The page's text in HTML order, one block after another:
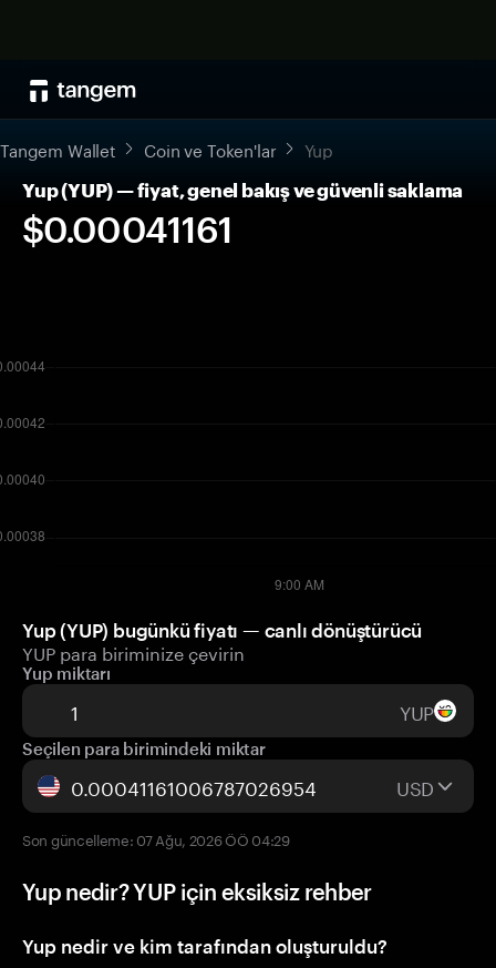
Tangem Wallet Coin ve Token'lar Yup
Yup (YUP) — fiyat, genel bakış ve güvenli saklama
$0.00041161
Yup (YUP) bugünkü fiyatı — canlı dönüştürücü
YUP para biriminize çevirin
Yup miktarı
YUP
Seçilen para birimindeki miktar
USD
Son güncelleme: 07 Ağu, 2026 ÖÖ 04:29
Yup nedir? YUP için eksiksiz rehber
Yup nedir ve kim tarafından oluşturuldu?